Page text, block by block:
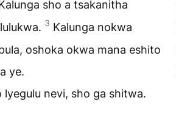
sho a tsakanitha
3 Kalunga nokwa
oshoka okwa mana eshito
ye.
nevi, sho ga shitwa.